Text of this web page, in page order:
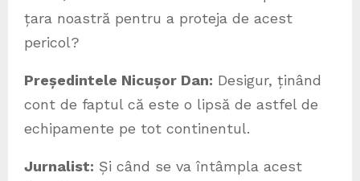
țara noastră pentru a proteja de acest
pericol?
Președintele Nicușor Dan: Desigur, ținând
cont de faptul că este o lipsă de astfel de
echipamente pe tot continentul.
Jurnalist: Și când se va întâmpla acest